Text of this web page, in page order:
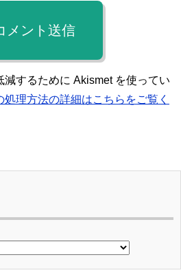
メント送信
減するために Akismet を使ってい
処理方法の詳細はこちらをご覧く